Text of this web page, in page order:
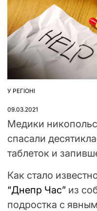
ОПУБЛІКУВАТИ
У РЕГІОНІ
09.03.2021
Медики
спасали
таблеток и
Как стало
“Днепр Час” из
подростка с